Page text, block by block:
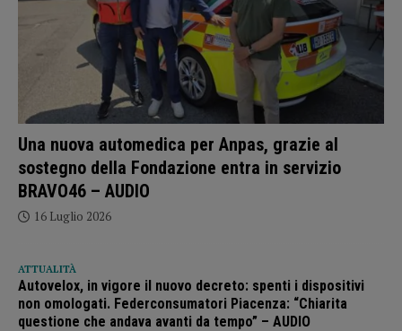
Una nuova automedica per Anpas, grazie al
sostegno della Fondazione entra in servizio
BRAVO46 – AUDIO
16 Luglio 2026
ATTUALITÀ
Autovelox, in vigore il nuovo decreto: spenti i dispositivi
non omologati. Federconsumatori Piacenza: “Chiarita
questione che andava avanti da tempo” – AUDIO